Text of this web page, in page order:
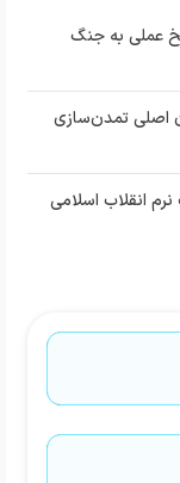
عملی به جنگ
اصلی تمدن‌سازی
انقلاب اسلامی